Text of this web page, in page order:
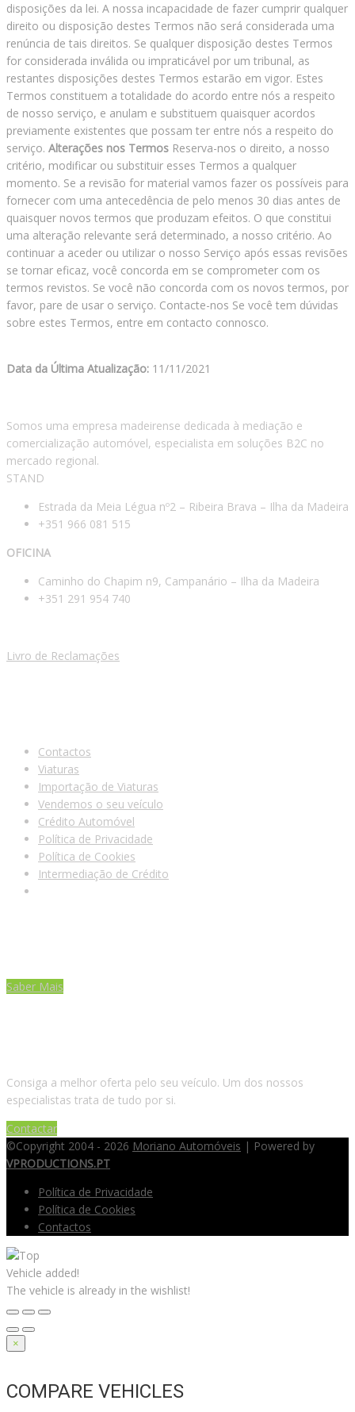
disposições da lei. A nossa incapacidade de fazer cumprir qualquer
direito ou disposição destes Termos não será considerada uma
renúncia de tais direitos. Se qualquer disposição destes Termos
for considerada inválida ou impraticável por um tribunal, as
restantes disposições destes Termos estarão em vigor. Estes
Termos constituem a totalidade do acordo entre nós a respeito
de nosso serviço, e anulam e substituem quaisquer acordos
previamente existentes que possam ter entre nós a respeito do
serviço. Alterações nos Termos Reserva-nos o direito, a nosso
critério, modificar ou substituir esses Termos a qualquer
momento. Se a revisão for material vamos fazer os possíveis para
fornecer com uma antecedência de pelo menos 30 dias antes de
quaisquer novos termos que produzam efeitos. O que constitui
uma alteração relevante será determinado, a nosso critério. Ao
continuar a aceder ou utilizar o nosso Serviço após essas revisões
se tornar eficaz, você concorda em se comprometer com os
termos revistos. Se você não concorda com os novos termos, por
favor, pare de usar o serviço. Contacte-nos Se você tem dúvidas
sobre estes Termos, entre em contacto connosco.
Data da Última Atualização: 11/11/2021
Somos uma empresa madeirense dedicada à mediação e
comercialização automóvel, especialista em soluções B2C no
mercado regional.
STAND
Estrada da Meia Légua nº2 – Ribeira Brava – Ilha da Madeira
+351 966 081 515
OFICINA
Caminho do Chapim n9, Campanário – Ilha da Madeira
+351 291 954 740
Livro de Reclamações
Contactos
Viaturas
Importação de Viaturas
Vendemos o seu veículo
Crédito Automóvel
Política de Privacidade
Política de Cookies
Intermediação de Crédito
Saber Mais
Consiga a melhor oferta pelo seu veículo. Um dos nossos
especialistas trata de tudo por si.
Contactar
©Copyright 2004 - 2026 Moriano Automóveis | Powered by
VPRODUCTIONS.PT
Política de Privacidade
Política de Cookies
Contactos
Vehicle added!
The vehicle is already in the wishlist!
×
COMPARE VEHICLES